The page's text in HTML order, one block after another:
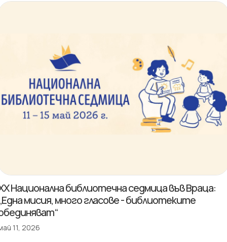
Национална библиотечна седмица във Враца:
мисия, много гласове - библиотеките
11, 2026